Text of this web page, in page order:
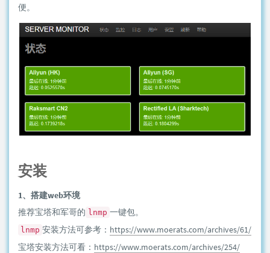
便。
安装
1、搭建web环境
推荐宝塔和军哥的 lnmp 一键包。
lnmp 安装方法可参考： https://www.moerats.com/archives/61/
宝塔安装方法可看： https://www.moerats.com/archives/254/